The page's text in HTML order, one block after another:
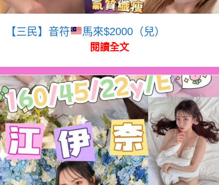
【三民】音符 馬來$2000（兒）
閱讀全文